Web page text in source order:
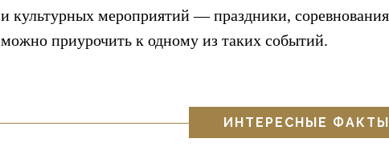
и культурных мероприятий — праздники,
можно приурочить к одному из таких событий.
ИНТЕРЕСНЫЕ ФАКТЫ